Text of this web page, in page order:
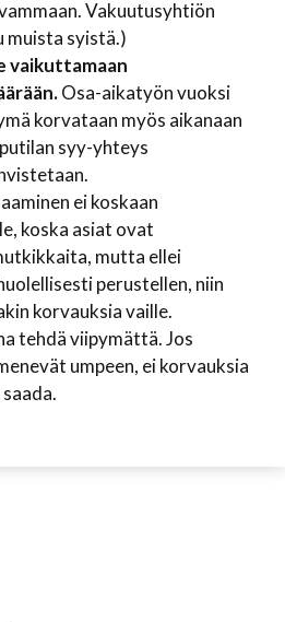
Vakuutusyhtiön
muista syistä.)
vaikuttamaan
Osa-aikatyön vuoksi
korvataan myös aikanaan
syy-yhteys
ei koskaan
koska asiat ovat
mutta ellei
perustellen, niin
korvauksia vaille.
tehdä viipymättä. Jos
umpeen, ei korvauksia